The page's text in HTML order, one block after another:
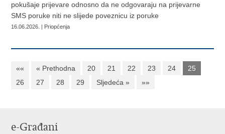
pokušaje prijevare odnosno da ne odgovaraju na prijevarne
SMS poruke niti ne slijede poveznicu iz poruke
16.06.2026. | Priopćenja
«« « Prethodna 20 21 22 23 24
25
26
27 28 29 Sljedeća » »»
e-Građani